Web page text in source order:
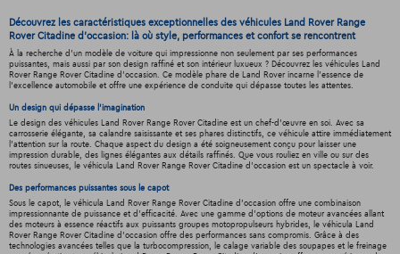
Découvrez les caractéristiques exceptionnelles des véhicules Land Rover Range
Rover Citadine d'occasion: là où style, performances et confort se rencontrent
À la recherche d'un modèle de voiture qui impressionne non seulement par ses performances
puissantes, mais aussi par son design raffiné et son intérieur luxueux ? Découvrez les véhicules Land
Rover Range Rover Citadine d'occasion. Ce modèle phare de Land Rover incarne l'essence de
l'excellence automobile et offre une expérience de conduite qui dépasse toutes les attentes.
Un design qui dépasse l'imagination
Le design des véhicules Land Rover Range Rover Citadine est un chef-d'œuvre en soi. Avec sa
carrosserie élégante, sa calandre saisissante et ses phares distinctifs, ce véhicule attire immédiatement
l'attention sur la route. Chaque aspect du design a été soigneusement conçu pour laisser une
impression durable, des lignes élégantes aux détails raffinés. Que vous rouliez en ville ou sur des
routes sinueuses, le véhicula Land Rover Range Rover Citadine d'occasion est un spectacle à voir.
Des performances puissantes sous le capot
Sous le capot, le véhicula Land Rover Range Rover Citadine d'occasion offre une combinaison
impressionnante de puissance et d'efficacité. Avec une gamme d'options de moteur avancées allant
des moteurs à essence réactifs aux puissants groupes motopropulseurs hybrides, le véhicula Land
Rover Range Rover Citadine d'occasion offre des performances sans compromis. Grâce à des
technologies avancées telles que la turbocompression, le calage variable des soupapes et le freinage